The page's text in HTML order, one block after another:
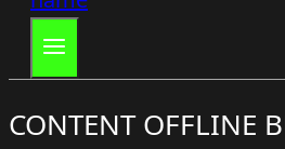
CONTENT OFFLINE